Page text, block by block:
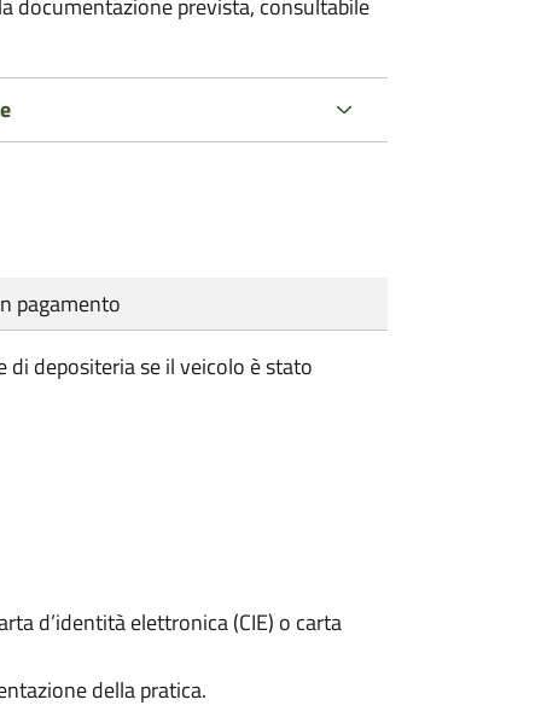
documentazione prevista, consultabile
pagamento
di depositeria se il veicolo è stato
d’identità elettronica (CIE) o carta
della pratica.